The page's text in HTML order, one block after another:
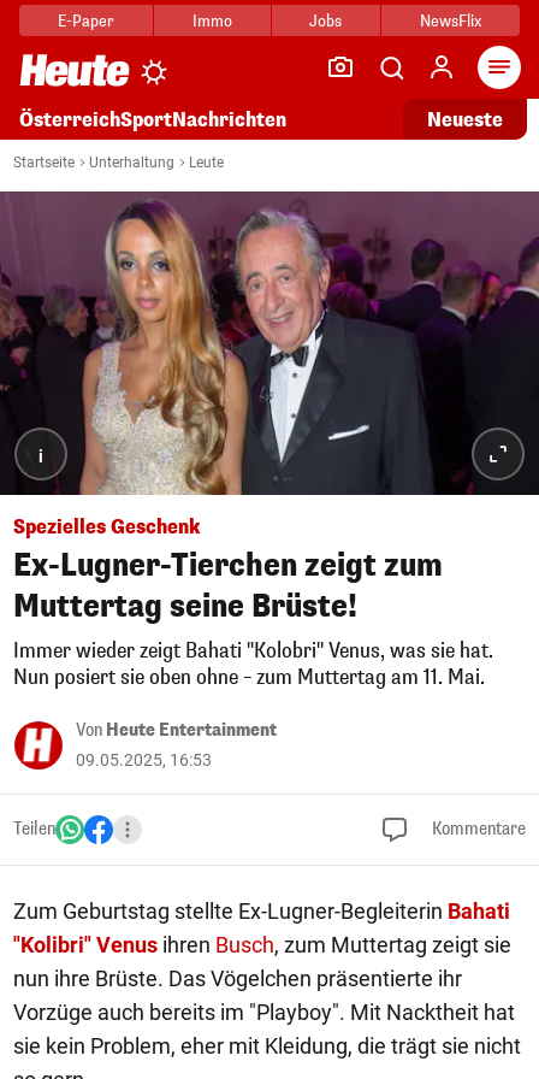
E-Paper Immo Jobs NewsFlix
ÖsterreichSportNachrichten Neueste
Startseite Unterhaltung Leute
i
Spezielles Geschenk
Ex-Lugner-Tierchen zeigt zum
Muttertag seine Brüste!
Immer wieder zeigt Bahati "Kolobri" Venus, was sie hat.
Nun posiert sie oben ohne – zum Muttertag am 11. Mai.
Von Heute Entertainment
09.05.2025, 16:53
Teilen Kommentare
Zum Geburtstag stellte Ex-Lugner-Begleiterin Bahati
"Kolibri" Venus ihren Busch, zum Muttertag zeigt sie
nun ihre Brüste. Das Vögelchen präsentierte ihr
Vorzüge auch bereits im "Playboy". Mit Nacktheit hat
sie kein Problem, eher mit Kleidung, die trägt sie nicht